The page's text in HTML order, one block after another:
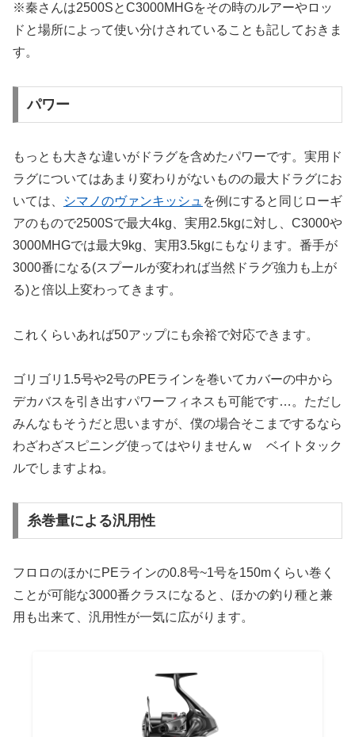
※秦さんは2500SとC3000MHGをその時のルアーやロッ
ドと場所によって使い分けされていることも記しておきま
す。
パワー
もっとも大きな違いがドラグを含めたパワーです。実用ド
ラグについてはあまり変わりがないものの最大ドラグにお
いては、
シマノのヴァンキッシュ を例にすると同じローギ
アのもので2500Sで最大4kg、実用2.5kgに対し、C3000や
3000MHGでは最大9kg、実用3.5kgにもなります。番手が
3000番になる(スプールが変われば当然ドラグ強力も上が
る)と倍以上変わってきます。
これくらいあれば50アップにも余裕で対応できます。
ゴリゴリ1.5号や2号のPEラインを巻いてカバーの中から
デカバスを引き出すパワーフィネスも可能です…。ただし
みんなもそうだと思いますが、僕の場合そこまでするなら
わざわざスピニング使ってはやりませんｗ ベイトタック
ルでしますよね。
糸巻量による汎用性
フロロのほかにPEラインの0.8号~1号を150mくらい巻く
ことが可能な3000番クラスになると、ほかの釣り種と兼
用も出来て、汎用性が一気に広がります。